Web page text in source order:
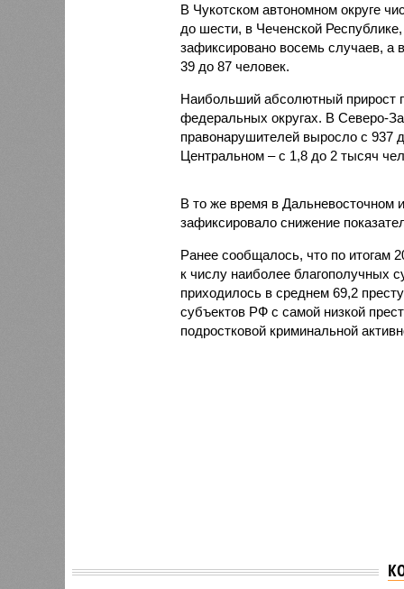
В Чукотском автономном округе
до шести, в Чеченской
зафиксировано восемь случаев, а
39 до 87 человек.
Наибольший абсолютный прирост
федеральных округах. В Северо-
правонарушителей выросло с 937
Центральном – с 1,8 до 2 тысяч
В то же время в Дальневосточном
зафиксировало снижение
Ранее сообщалось, что по итогам
к числу наиболее благополучных
приходилось в среднем 69,2
субъектов РФ с самой низкой
подростковой криминальной